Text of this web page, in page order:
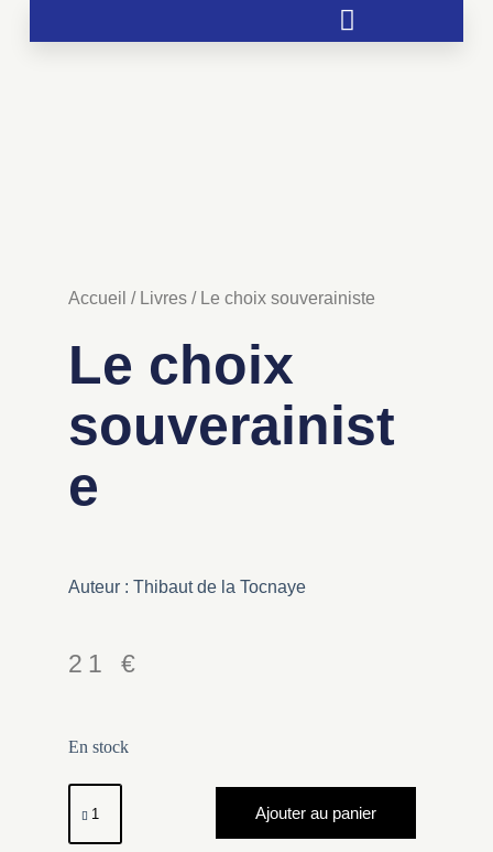
Accueil / Livres/ Le choix souverainiste
Le choix
souverainist
e
Auteur : Thibaut de la Tocnaye
21€
En stock
Ajouter au panier